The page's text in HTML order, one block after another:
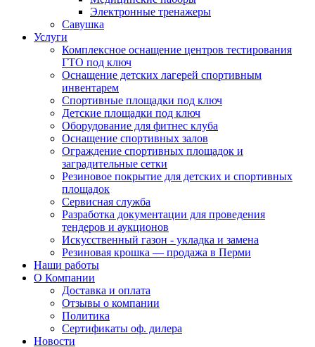
Электронные тренажеры
Савушка
Услуги
Комплексное оснащение центров тестирования
ГТО под ключ
Оснащение детских лагерей спортивным
инвентарем
Спортивные площадки под ключ
Детские площадки под ключ
Оборудование для фитнес клуба
Оснащение спортивных залов
Ограждение спортивных площадок и
заградительные сетки
Резиновое покрытие для детских и спортивных
площадок
Сервисная служба
Разработка документации для проведения
тендеров и аукционов
Искусственный газон - укладка и замена
Резиновая крошка — продажа в Перми
Наши работы
О Компании
Доставка и оплата
Отзывы о компании
Политика
Сертификаты оф. дилера
Новости